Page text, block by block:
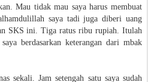
Mau tidak mau saya harus membuat
saya tadi juga diberi uang
SKS ini. Tiga ratus ribu rupiah. Itulah
berdasarkan keterangan dari mbak
sekali. Jam setengah satu saya sudah